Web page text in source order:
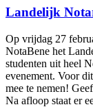
Landelijk
Op vrijdag 27
NotaBene het
studenten uit heel
evenement. Voor
mee te nemen!
Na afloop staat er